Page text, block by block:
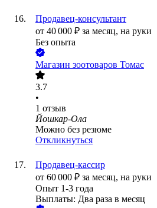
Продавец-консультант
от 40 000 ₽ за месяц, на руки
Без опыта
Магазин зоотоваров Томас
3.7
•
1 отзыв
Йошкар-Ола
Можно без резюме
Откликнуться
Продавец-кассир
от 60 000 ₽ за месяц, на руки
Опыт 1-3 года
Выплаты: Два раза в месяц